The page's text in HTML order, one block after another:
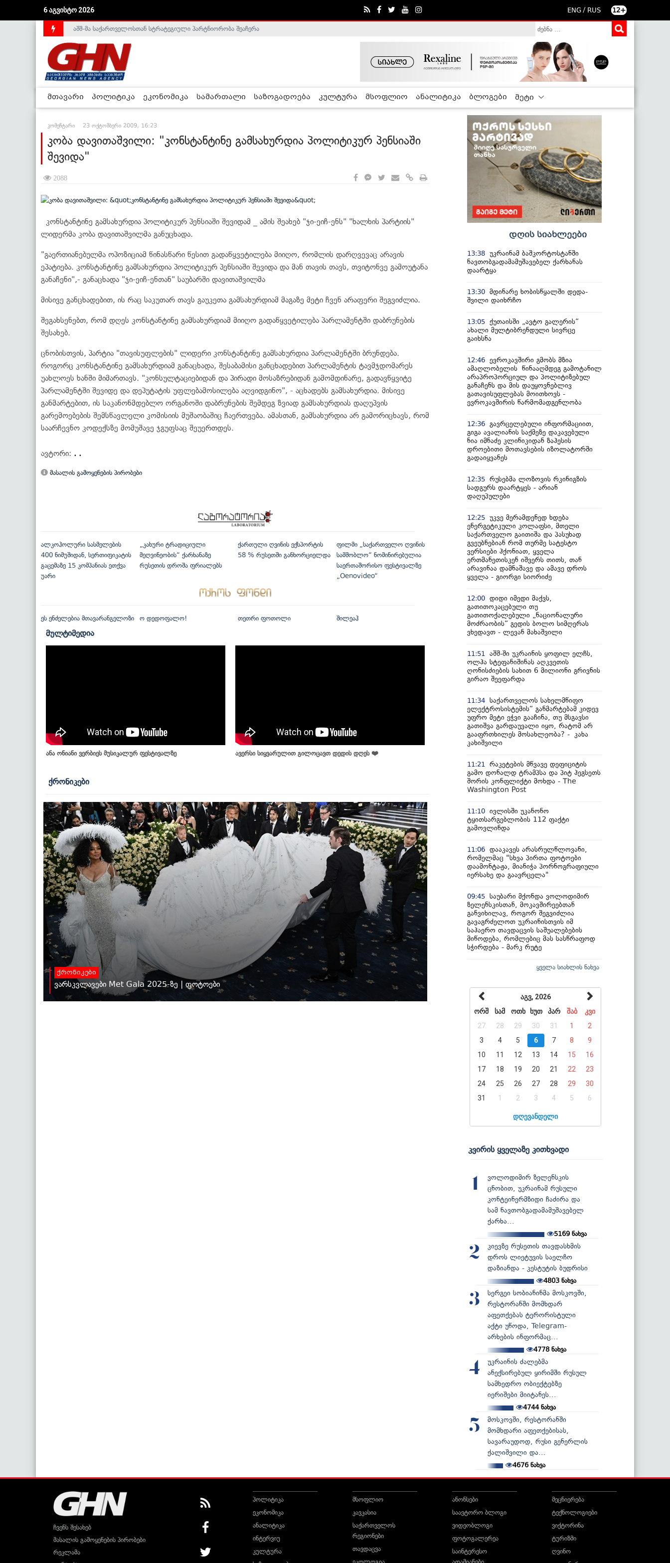
6 აგვისტო 2026 ENG / RUS 12+
საქართველოს დე-ფაქტო მთავრობა არალეგიტიმურია - ჰელსინკის კომისია
აშშ-მა საქართველოსთან სტრატეგიული პარტნიორობა შეაჩერა
მთავარი პოლიტიკა ეკონომიკა სამართალი საზოგადოება კულტურა მსოფლიო ანალიტიკა ბლოგები მეტი
კომენტარი 23 ოქტომბერი 2009, 16:23
კობა დავითაშვილი: "კონსტანტინე გამსახურდია პოლიტიკურ პენსიაში
შევიდა"
2088
კონსტანტინე გამსახურდია პოლიტიკურ პენსიაში შევიდამ _ ამის შეახებ "ჯი-ეიჩ-ენს" "ხალხის პარტიის"
ლიდერმა კობა დავითაშვილმა განუცხადა.
"გაერთიანებულმა ოპოზიციამ წინასწარი წესით გადაწყვეტილება მიიღო, რომლის დარღვევაც არავის
ეპატიება. კონსტანტინე გამსახურდია პოლიტიკურ პენსიაში შევიდა და მან თავის თავს, თვიტონვე გამოუტანა
განაჩენი",- განაცხადა "ჯი-ეიჩ-ენთან" საუბარში დავითაშვილმა
მისივე განცხადებით, ის რაც საკუთარ თავს გაუკეთა გამსახურდიამ მაგაზე მეტი ჩვენ არაფერი შეგვიძლია.
შეგახსენებთ, რომ დღეს კონსტანტინე გამსახურდიამ მიიღო გადაწყვეტილება პარლამენტში დაბრუნების
შესახებ.
ცნობისთვის, პარტია "თავისუფლების" ლიდერი კონსტანტინე გამსახურდია პარლამენტში ბრუნდება.
როგორც კონსტანტინე გამსახურდიამ განაცხადა, შესაბამისი განცხადებით პარლამენტის ტავმჯდომარეს
უახლოეს ხანში მიმართავს. "კონსულტაციებიდან და პირადი მოსაზრებიდან გამომდინარე, გადავწყვიტე
პარლამენტში შევიდე და დეპუტატის უფლებამოსილება აღვიდგინო", - აცხადებს გამსახურდია. მისივე
განმარტებით, ის საკანონმდებლო ორგანოში დაბრუნების შემდეგ ზვიად გამსახურდიას დაღუპვის
გარემოებების შემსწავლელი კომისიის მუშაობაშიც ჩაერთვება. ამასთან, გამსახურდია არ გამორიცხავს, რომ
საარჩევნო კოდექსზე მომუშავე ჯგუფსაც შეუერთდეს.
ავტორი: . .
მასალის გამოყენების პირობები
ალკოჰოლური სასმელების
400 ნიმუშიდან, სერთიფიკატის
გაცემაზე 15 კომპანიას ეთქვა
უარი
„კახური ტრადიციული
მეღვინეობის“ ქარხანაზე
რუსეთის დროშა ფრიალებს
ქართული ღვინის ექსპორტის
58 % რუსეთში განხორციელდა
ფილმი „საქართველო ღვინის
სამშობლო“ ნომინირებულია
საერთაშორისო ფესტივალზე
„Oenovideo“
ეს ენძელებია მთავარანგელოზი ო დედოფალო! თეთრი ფოთოლი შილეაჰ
მულტიმედია
ანა ონიანი ვერბიეს მუსიკალურ ფესტივალზე ავერსი სიყვარულით გილოცავთ დედის დღეს ❤️
ქრონიკები
ქრონიკები
ვარსკვლავები Met Gala 2025-ზე | ფოტოები
დღის სიახლეები
13:38 უკრაინამ ბაშკორტოსტანში
ნავთობგადამამუშავებელ ქარხანას
დაარტყა
13:30 მდინარე ხობისწყალში დედა-
შვილი დაიხრჩო
13:05 ქუთაისში „ავტო გალერის“
ახალი მულტიბრენდული სივრცე
გაიხსნა
12:46 ევროკავშირი გმობს მზია
ამაღლობელის წინააღმდეგ გამოტანილ
არაპროპორციულ და პოლიტიზებულ
განაჩენს და მის დაუყოვნებლივ
გათავისუფლებას მოითხოვს -
ევროკავშირის წარმომადგენლობა
12:36 გავრცელებული ინფორმაციით,
გიგა ავალიანის საქმეზე დაკავებული
ნია იმნაძე კლინიკიდან ზაჰესის
დროებითი მოთავსების იზოლატორში
გადაიყვანეს
12:35 რუსებმა ლოზოვის რკინიგზის
სადგურს დაარტყეს - არიან
დაღუპულები
12:25 უკვე მერამდენედ ხდება
ენერგეტიკული კოლაფსი, მთელი
საქართველო გაითიშა და პასუხად
გვეუბნებიან რომ თურმე სატესტო
ვერსიები ჰქონიათ, ყველა
ერთმანეთისკენ იშვერს თითს, თან
არავინაა დამნაშავე და ამავე დროს
ყველა - გიორგი სიორიძე
12:00 დიდი იმედი მაქვს,
გათითოკაცებული თუ
გათითოქალებული „ნაციონალური
მოძრაობის“ გედის ბოლო სიმღერას
ვხედავთ - ლევან მახაშვილი
11:51
აშშ-ში უკრაინის ყოფილ ელჩს,
ოლჰა სტეფანიშინას აღკვეთის
ღონისძიების სახით 6 მილიონი გრივნის
გირაო შეეფარდა
11:34 საქართველოს სახელმწიფო
ელექტროსისტემის“ განმარტებამ კიდევ
უფრო მეტი ეჭვი გააჩინა, თუ მსგავსი
გათიშვა გარდაუვალი იყო, რატომ არ
გააფრთხილეს მოსახლეობა? - კახა
კახიშვილი
11:21
რაკეტების მწვავე დეფიციტის
გამო დონალდ ტრამპსა და პიტ ჰეგსეთს
შორის კონფლიქტი მოხდა - The
Washington Post
11:10 ივლისში უკანონო
ტყითსარგებლობის 112 ფაქტი
გამოვლინდა
11:06 დააკავეს არასრულწლოვანი,
რომელმაც "სხვა პირთა ფოტოები
დაამონტაჟა, მიანიჭა პორნოგრაფიული
იერსახე და გაავრცელა"
09:45 საუბარი მქონდა ვოლოდიმირ
ზელენსკისთან, მოკავშირეებთან
განვიხილავ, როგორ შეგვიძლია
გავაგრძელოთ უკრაინისთვის იმ
საჰაერო თავდაცვის საშუალებების
მიწოდება, რომლებიც მას სასწრაფოდ
სჭირდება - მარკ რუტე
ყველა სიახლის ნახვა
აგვ, 2026
ორშ
სამ ოთხ ხუთ პარ შაბ
კვი
27
28 29 30 31 1
2
3
4 5 6 7 8
9
10
11 12 13 14 15
16
17
18 19 20 21 22
23
24
25 26 27 28 29
30
31
1 2 3 4 5 6
დღევანდელი
კვირის ყველაზე კითხვადი
1
ვოლოდიმირ ზელენსკის
ცნობით, უკრაინამ რუსული
კონტეინერმზიდი ჩაძირა და
სამ ნავთობგადამამუშავებელ
ქარხა...
5169 ნახვა
2
კიევზე რუსეთის თავდასხმის
დროს ლიეტუვის საელჩო
დაზიანდა - კესტუტის ბუდრისი
4803 ნახვა
3
სერგეი სობიანინმა მოსკოვში,
რესტორანში მომხდარ
აფეთქებას ტერორისტული
აქტი უწოდა, Telegram-
არხების ინფორმაც...
4778ნახვა
4
უკრაინის ძალებმა
ანექსირებულ ყირიმში რუსულ
სამხედრო ობიექტებზე
იერიშები მიიტანეს...
4744ნახვა
5
მოსკოვში, რესტორანში
მომხდარი აფეთქებისას,
სავარაუდოდ, რუსი გენერლის
ქალიშვილი და...
4676ნახვა
ჩვენს შესახებ
მასალის გამოყენების პირობები
რეკლამა
პოლიტიკა
ეკონომიკა
ანალიტიკა
ინტერვიუ
კულტურა
მსოფლიო
კავკასია
საქართველოს
რეგიონები
თავდაცვა
ანონსები
საავტორო ბლოგი
ვიდეობლოგი
ფოტოგალერეა
საინტერესო
მეცნიერება
ტექნოლოგიები
ვიქტორინა
ტურიზმი
ღვინო